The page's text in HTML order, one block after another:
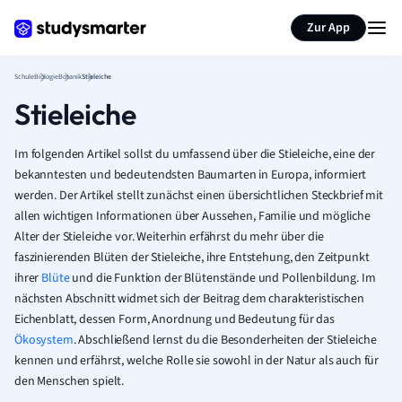
Zur App
SchuleBiologieBotanikStieleiche
Stieleiche
Im folgenden Artikel sollst du umfassend über die Stieleiche, eine der
bekanntesten und bedeutendsten Baumarten in Europa, informiert
werden. Der Artikel stellt zunächst einen übersichtlichen Steckbrief mit
allen wichtigen Informationen über Aussehen, Familie und mögliche
Alter der Stieleiche vor. Weiterhin erfährst du mehr über die
faszinierenden Blüten der Stieleiche, ihre Entstehung, den Zeitpunkt
ihrer Blüteund die Funktion der Blütenstände und Pollenbildung. Im
nächsten Abschnitt widmet sich der Beitrag dem charakteristischen
Eichenblatt, dessen Form, Anordnung und Bedeutung für das
Ökosystem. Abschließend lernst du die Besonderheiten der Stieleiche
kennen und erfährst, welche Rolle sie sowohl in der Natur als auch für
den Menschen spielt.
Seite zusammenfassen